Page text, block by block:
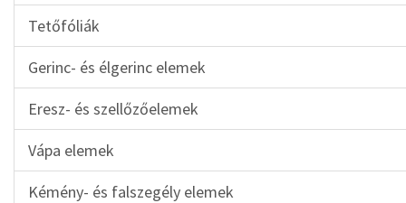
Tetőfóliák
Gerinc- és élgerinc elemek
Eresz- és szellőzőelemek
Vápa elemek
Kémény- és falszegély elemek